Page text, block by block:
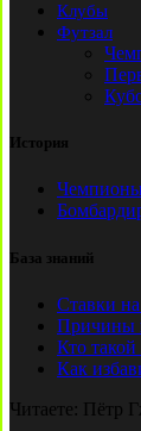
Клубы
Футзал
История
База знаний
Ставки
Причины
Кто
Как
Читаете: Пётр